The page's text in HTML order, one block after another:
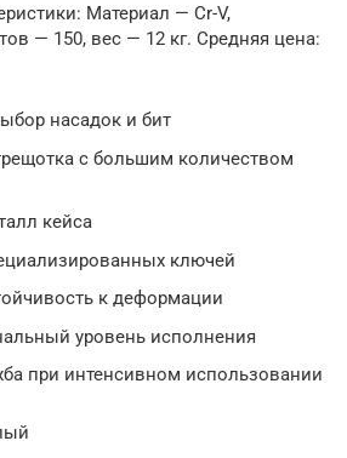
Материал — Cr-V,
— 150, вес — 12 кг. Средняя цена:
насадок и бит
с большим количеством
кейса
ключей
к деформации
уровень исполнения
при интенсивном использовании